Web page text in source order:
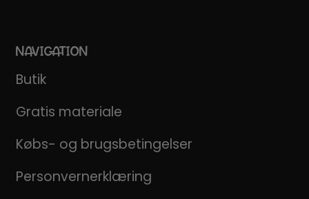
NAVIGATION
Butik
Gratis materiale
Købs- og brugsbetingelser
Personvernerklæring